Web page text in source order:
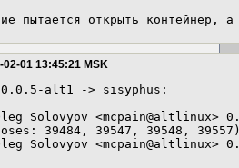
пытается открыть контейнер,
02-01 13:45:21 MSK
alt1 -> sisyphus: